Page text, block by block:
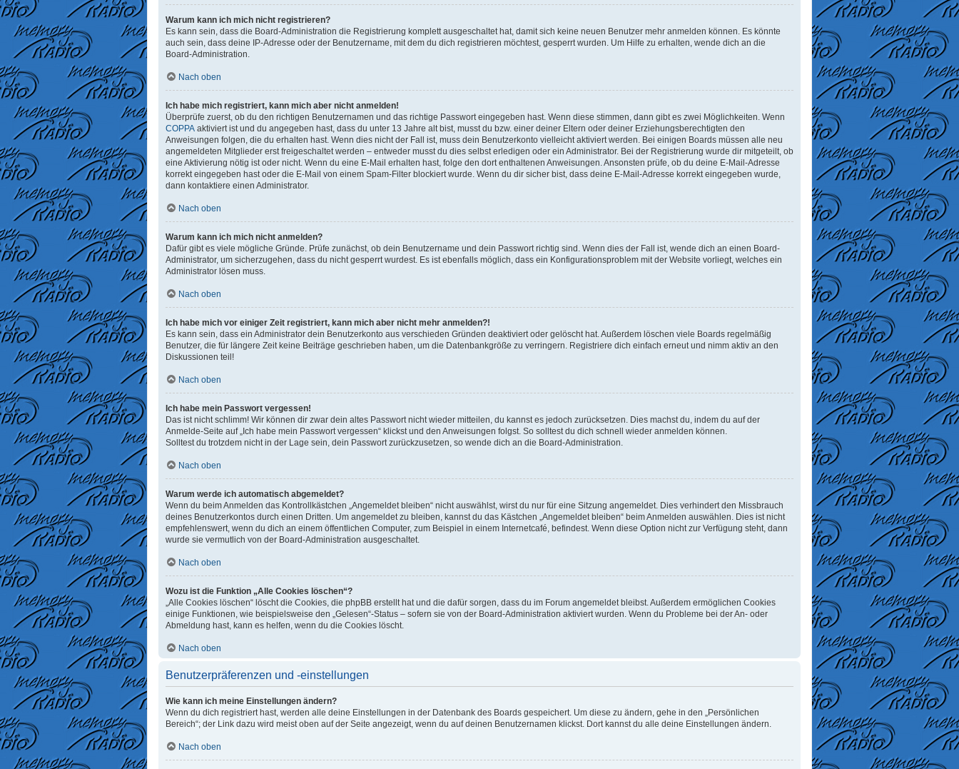
Warum kann ich mich nicht registrieren?
Es kann sein, dass die Board-Administration die Registrierung komplett ausgeschaltet hat, damit sich keine neuen Benutzer mehr anmelden können. Es könnte
auch sein, dass deine IP-Adresse oder der Benutzername, mit dem du dich registrieren möchtest, gesperrt wurden. Um Hilfe zu erhalten, wende dich an die
Board-Administration.
Nach oben
Ich habe mich registriert, kann mich aber nicht anmelden!
Überprüfe zuerst, ob du den richtigen Benutzernamen und das richtige Passwort eingegeben hast. Wenn diese stimmen, dann gibt es zwei Möglichkeiten. Wenn
COPPA aktiviert ist und du angegeben hast, dass du unter 13 Jahre alt bist, musst du bzw. einer deiner Eltern oder deiner Erziehungsberechtigten den
Anweisungen folgen, die du erhalten hast. Wenn dies nicht der Fall ist, muss dein Benutzerkonto vielleicht aktiviert werden. Bei einigen Boards müssen alle neu
angemeldeten Mitglieder erst freigeschaltet werden – entweder musst du dies selbst erledigen oder ein Administrator. Bei der Registrierung wurde dir mitgeteilt, ob
eine Aktivierung nötig ist oder nicht. Wenn du eine E-Mail erhalten hast, folge den dort enthaltenen Anweisungen. Ansonsten prüfe, ob du deine E-Mail-Adresse
korrekt eingegeben hast oder die E-Mail von einem Spam-Filter blockiert wurde. Wenn du dir sicher bist, dass deine E-Mail-Adresse korrekt eingegeben wurde,
dann kontaktiere einen Administrator.
Nach oben
Warum kann ich mich nicht anmelden?
Dafür gibt es viele mögliche Gründe. Prüfe zunächst, ob dein Benutzername und dein Passwort richtig sind. Wenn dies der Fall ist, wende dich an einen Board-
Administrator, um sicherzugehen, dass du nicht gesperrt wurdest. Es ist ebenfalls möglich, dass ein Konfigurationsproblem mit der Website vorliegt, welches ein
Administrator lösen muss.
Nach oben
Ich habe mich vor einiger Zeit registriert, kann mich aber nicht mehr anmelden?!
Es kann sein, dass ein Administrator dein Benutzerkonto aus verschieden Gründen deaktiviert oder gelöscht hat. Außerdem löschen viele Boards regelmäßig
Benutzer, die für längere Zeit keine Beiträge geschrieben haben, um die Datenbankgröße zu verringern. Registriere dich einfach erneut und nimm aktiv an den
Diskussionen teil!
Nach oben
Ich habe mein Passwort vergessen!
Das ist nicht schlimm! Wir können dir zwar dein altes Passwort nicht wieder mitteilen, du kannst es jedoch zurücksetzen. Dies machst du, indem du auf der
Anmelde-Seite auf „Ich habe mein Passwort vergessen“ klickst und den Anweisungen folgst. So solltest du dich schnell wieder anmelden können.
Solltest du trotzdem nicht in der Lage sein, dein Passwort zurückzusetzen, so wende dich an die Board-Administration.
Nach oben
Warum werde ich automatisch abgemeldet?
Wenn du beim Anmelden das Kontrollkästchen „Angemeldet bleiben“ nicht auswählst, wirst du nur für eine Sitzung angemeldet. Dies verhindert den Missbrauch
deines Benutzerkontos durch einen Dritten. Um angemeldet zu bleiben, kannst du das Kästchen „Angemeldet bleiben“ beim Anmelden auswählen. Dies ist nicht
empfehlenswert, wenn du dich an einem öffentlichen Computer, zum Beispiel in einem Internetcafé, befindest. Wenn diese Option nicht zur Verfügung steht, dann
wurde sie vermutlich von der Board-Administration ausgeschaltet.
Nach oben
Wozu ist die Funktion „Alle Cookies löschen“?
„Alle Cookies löschen“ löscht die Cookies, die phpBB erstellt hat und die dafür sorgen, dass du im Forum angemeldet bleibst. Außerdem ermöglichen Cookies
einige Funktionen, wie beispielsweise den „Gelesen“-Status – sofern sie von der Board-Administration aktiviert wurden. Wenn du Probleme bei der An- oder
Abmeldung hast, kann es helfen, wenn du die Cookies löscht.
Nach oben
Benutzerpräferenzen und -einstellungen
Wie kann ich meine Einstellungen ändern?
Wenn du dich registriert hast, werden alle deine Einstellungen in der Datenbank des Boards gespeichert. Um diese zu ändern, gehe in den „Persönlichen
Bereich“; der Link dazu wird meist oben auf der Seite angezeigt, wenn du auf deinen Benutzernamen klickst. Dort kannst du alle deine Einstellungen ändern.
Nach oben